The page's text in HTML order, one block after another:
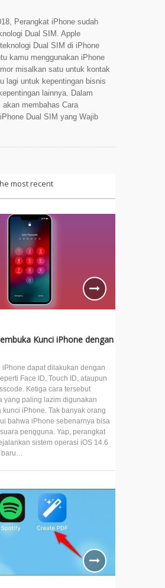
Perangkat iPhone sudah
Dual SIM. Apple
Dual SIM di iPhone
kamu menggunakan iPhone
misalkan satu untuk kontak
lagi untuk kepentingan bisnis
lainnya. Dalam
membahas Cara
Dual SIM yang Wajib
most recent
Kunci iPhone dengan
iPhone dapat dilakukan dengan
Face ID, Touch ID, ataupun
Ketiga cara tersebut
yang paling lazim digunakan
kunci iPhone. Tak banyak orang
bahwa iPhone sebenarnya bisa
pengguna. Yap, perangkat
sistem operasi iOS 14.6
baru…